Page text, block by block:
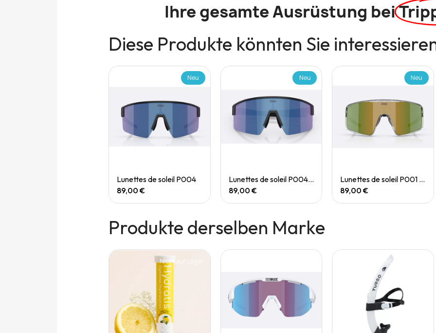
Ihre gesamte Ausrüstung bei
Diese Produkte könnten Sie
Quick View
Neu
Lunettes de soleil P004
89,00 €
Quick View
Neu
Lunettes de soleil P004 Small
89,00 €
Quick View
Neu
Lunettes de soleil P001 Small
89,00 €
Produkte derselben Marke
Nicht auf Lager Nicht auf Lager